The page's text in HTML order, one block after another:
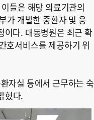
들은 해당 의료기관의
가 개발한 중환자 및 응
이다. 대동병원은 최근 확
호서비스를 제공하기 위
자실 등에서 근무하는 숙
혔다.